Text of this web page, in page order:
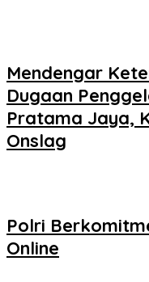
Mendengar
Dugaan
Pratama Jaya,
Onslag
Polri
Online